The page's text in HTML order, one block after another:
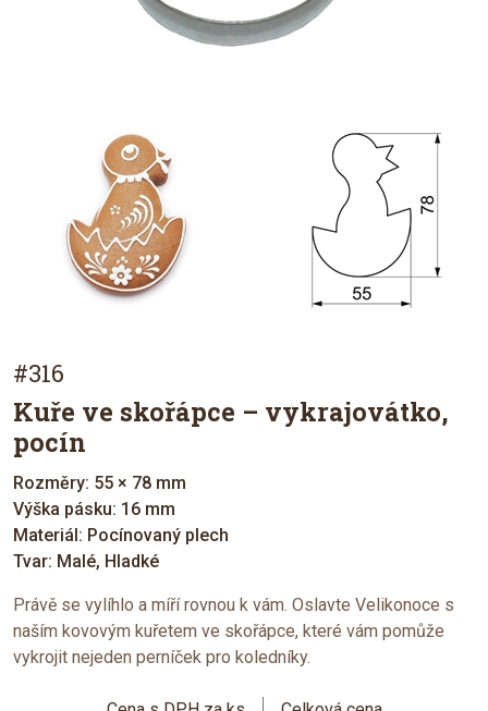
#316
Kuře ve skořápce – vykrajovátko,
pocín
Rozměry: 55 × 78 mm
Výška pásku: 16 mm
Materiál: Pocínovaný plech
Tvar: Malé, Hladké
Právě se vylíhlo a míří rovnou k vám. Oslavte Velikonoce s
naším kovovým kuřetem ve skořápce, které vám pomůže
vykrojit nejeden perníček pro koledníky.